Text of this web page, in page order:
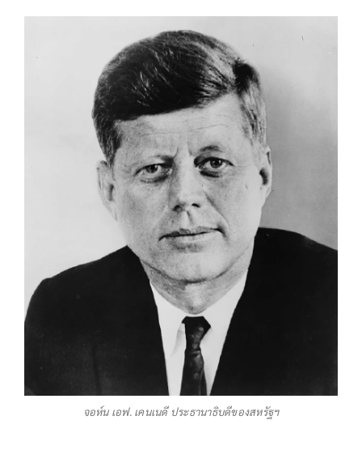
จอห์น เอฟ. เคนเนดี ประธานาธิบดีของสหรัฐฯ